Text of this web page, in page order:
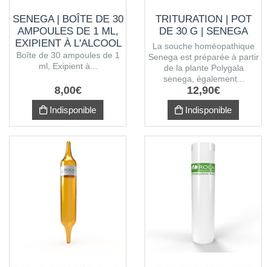
SENEGA | BOÎTE DE 30
AMPOULES DE 1 ML,
EXIPIENT À L'ALCOOL
Boîte de 30 ampoules de 1
ml, Exipient à...
8,00€
Indisponible
TRITURATION | POT
DE 30 G | SENEGA
La souche homéopathique
Senega est préparée à partir
de la plante Polygala
senega, également...
12,90€
Indisponible